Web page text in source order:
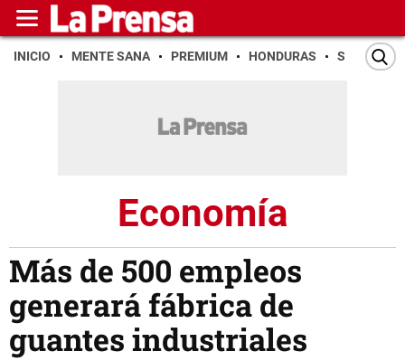
INICIO MENTE SANA PREMIUM HONDURAS SAN PEDRO
Economía
Más de 500 empleos
generará fábrica de
guantes industriales